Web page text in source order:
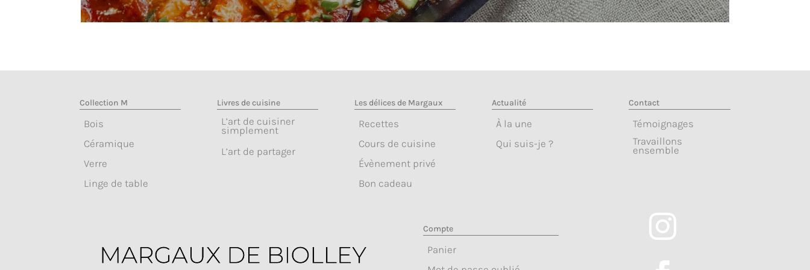
Collection M
Bois
Céramique
Verre
Linge de table
Livres de cuisine
L’art de cuisiner
simplement
L’art de partager
Les délices de Margaux
Recettes
Cours de cuisine
Évènement privé
Bon cadeau
Actualité
À la une
Qui suis-je ?
Contact
Témoignages
Travaillons
ensemble
Compte
Panier
